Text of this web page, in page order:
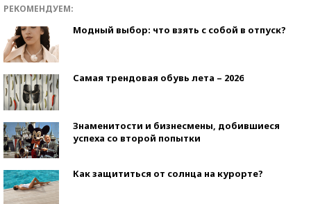
РЕКОМЕНДУЕМ:
Модный выбор: что взять с собой в отпуск?
Самая трендовая обувь лета – 2026
Знаменитости и бизнесмены, добившиеся
успеха со второй попытки
Как защититься от солнца на курорте?